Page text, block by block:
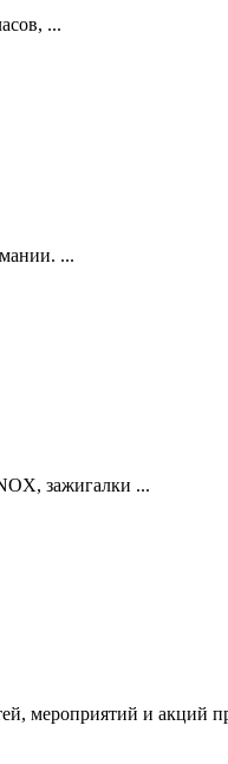
...
...
зажигалки ...
мероприятий и акций